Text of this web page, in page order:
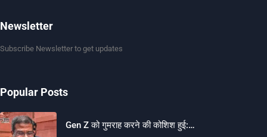
Newsletter
Subscribe Newsletter to get updates
Popular Posts
Gen Z को गुमराह करने की कोशिश हुई:…